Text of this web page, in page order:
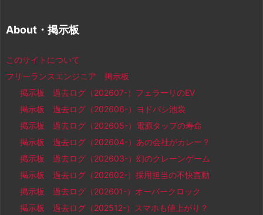
About・掲示板
このサイトについて
フリーランスエンジニア 掲示板
掲示板 過去ログ（202607-）フェラーリのEV
掲示板 過去ログ（202606-）ヨドバシ池袋
掲示板 過去ログ（202605-）電源タップの寿命
掲示板 過去ログ（202604-）あの会社がカレー？
掲示板 過去ログ（202603-）幻のクレーンゲーム
掲示板 過去ログ（202602-）採用担当の不快言動
掲示板 過去ログ（202601-）オーバークロック
掲示板 過去ログ（202512-）スマホも値上がり？